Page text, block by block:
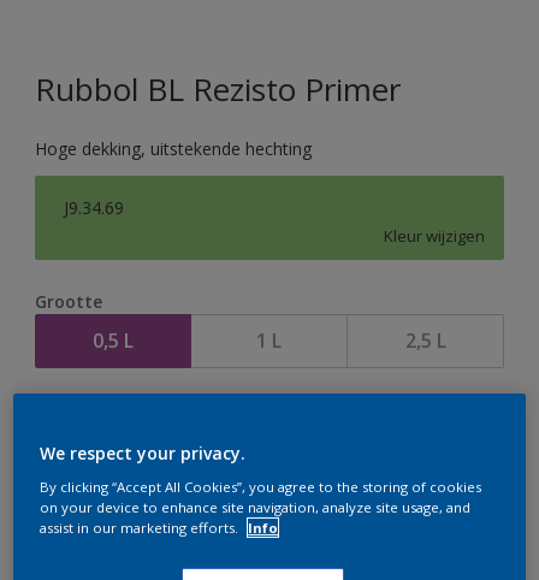
Rubbol BL Rezisto Primer
Hoge dekking, uitstekende hechting
J9.34.69
Kleur wijzigen
Grootte
0,5 L 1 L 2,5 L
Op dit moment is het niet mogelijk dit product online
te bestellen. Houd de website in de gaten, we werken
We respect your privacy.
By clicking “Accept All Cookies”, you agree to the storing of cookies
on your device to enhance site navigation, analyze site usage, and
assist in our marketing efforts.
Info